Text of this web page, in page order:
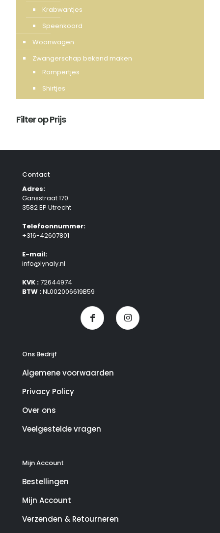
Krabwantjes
Speenkoord
Woonwagen
Zwangerschap bekend maken
Rompertjes
Shirtjes
Filter op Prijs
Contact
Adres:
Gansstraat 170
3582 EP Utrecht
Telefoonnummer:
+316-42607801
E-mail:
info@lynaly.nl
KVK :72644974
BTW :NL002006619B59
Ons Bedrijf
Algemene voorwaarden
Privacy Policy
Over ons
Veelgestelde vragen
Mijn Account
Bestellingen
Mijn Account
Verzenden & Retourneren